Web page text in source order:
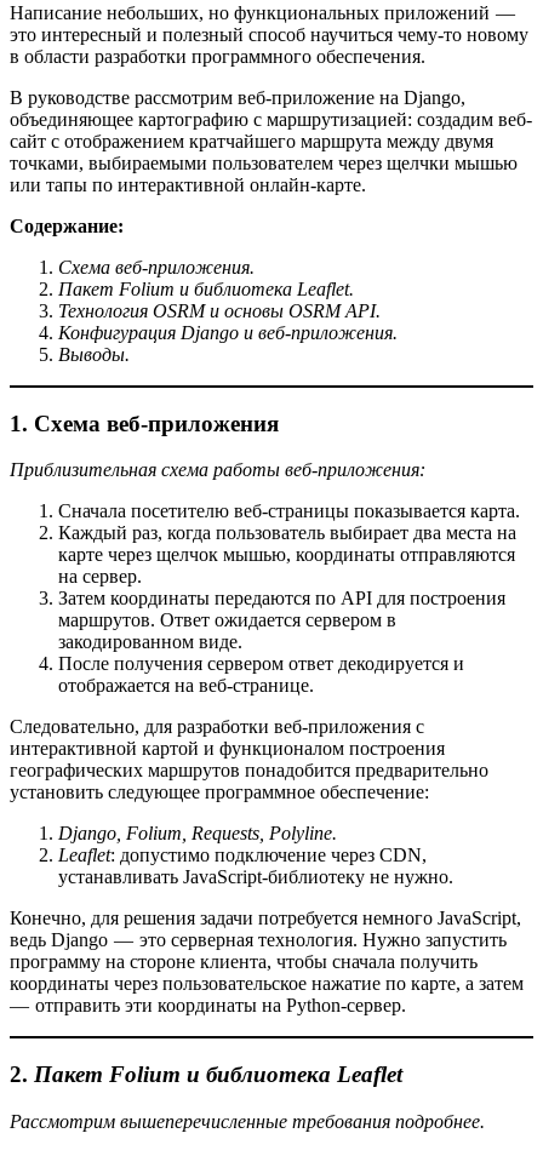
Написание небольших, но функциональных приложений —
это интересный и полезный способ научиться чему-то новому
в области разработки программного обеспечения.
В руководстве рассмотрим веб-приложение на Django,
объединяющее картографию с маршрутизацией: создадим веб-
сайт с отображением кратчайшего маршрута между двумя
точками, выбираемыми пользователем через щелчки мышью
или тапы по интерактивной онлайн-карте.
Содержание:
Схема веб-приложения.
Пакет Folium и библиотека Leaflet.
Технология OSRM и основы OSRM API.
Конфигурация Django и веб-приложения.
Выводы.
1. Схема веб-приложения
Приблизительная схема работы веб-приложения:
Сначала посетителю веб-страницы показывается карта.
Каждый раз, когда пользователь выбирает два места на
карте через щелчок мышью, координаты отправляются
на сервер.
Затем координаты передаются по API для построения
маршрутов. Ответ ожидается сервером в
закодированном виде.
После получения сервером ответ декодируется и
отображается на веб-странице.
Следовательно, для разработки веб-приложения с
интерактивной картой и функционалом построения
географических маршрутов понадобится предварительно
установить следующее программное обеспечение:
Django, Folium, Requests, Polyline.
Leaflet: допустимо подключение через CDN,
устанавливать JavaScript-библиотеку не нужно.
Конечно, для решения задачи потребуется немного JavaScript,
ведь Django — это серверная технология. Нужно запустить
программу на стороне клиента, чтобы сначала получить
координаты через пользовательское нажатие по карте, а затем
— отправить эти координаты на Python-сервер.
2. Пакет Folium и библиотека Leaflet
Рассмотрим вышеперечисленные требования подробнее.